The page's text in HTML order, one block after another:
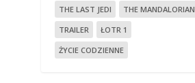
THE LAST JEDI
THE MANDALORIAN
TRAILER
ŁOTR 1
ŻYCIE CODZIENNE